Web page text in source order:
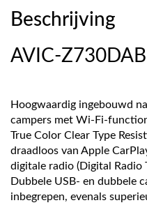
Beschrijving
AVIC-
Hoogwaardig ingebouwd
campers met Wi-Fi-
True Color Clear Type
draadloos van Apple
digitale radio (Digital Radio
Dubbele USB- en dubbele
inbegrepen, evenals